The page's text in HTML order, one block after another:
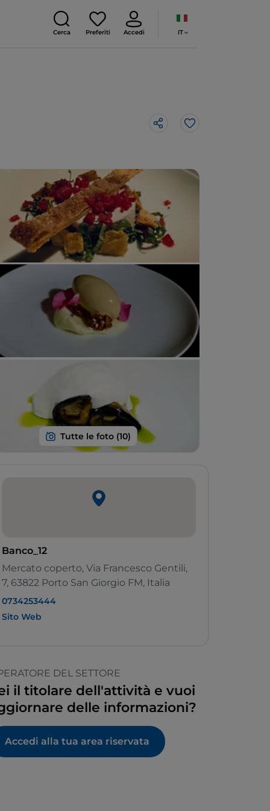
Cerca Preferiti Accedi IT
Like
Banco_12
Mercato coperto, Via Francesco Gentili,
7, 63822 Porto San Giorgio FM, Italia
0734253444
Sito Web
DEL SETTORE
il titolare dell'attività e vuoi
delle informazioni?
Accedi alla tua area riservata